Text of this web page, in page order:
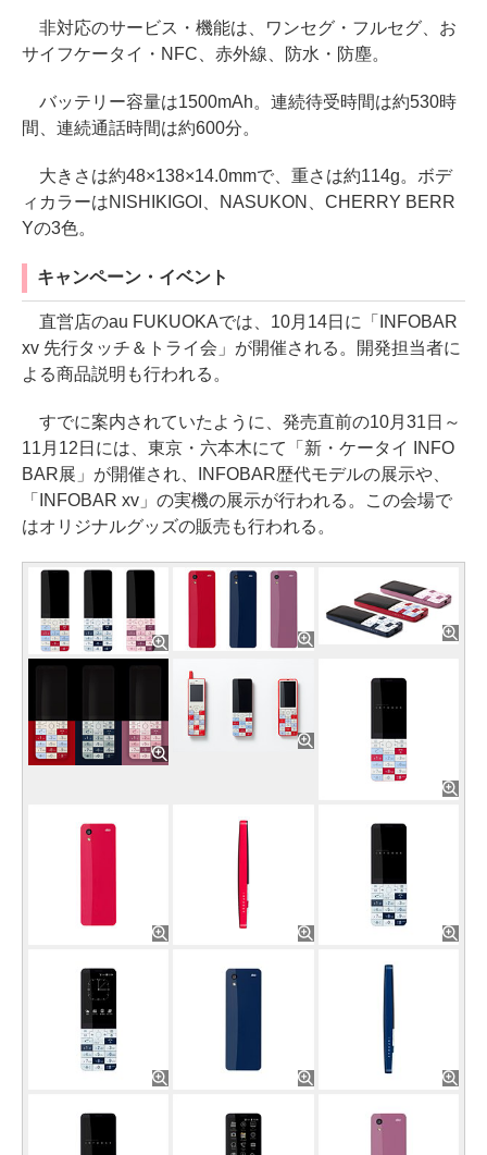
非対応のサービス・機能は、ワンセグ・フルセグ、お
サイフケータイ・NFC、赤外線、防水・防塵。
バッテリー容量は1500mAh。連続待受時間は約530時
間、連続通話時間は約600分。
大きさは約48×138×14.0mmで、重さは約114g。ボデ
ィカラーはNISHIKIGOI、NASUKON、CHERRY BERR
Yの3色。
キャンペーン・イベント
直営店のau FUKUOKAでは、10月14日に「INFOBAR
xv 先行タッチ＆トライ会」が開催される。開発担当者に
よる商品説明も行われる。
すでに案内されていたように、発売直前の10月31日～
11月12日には、東京・六本木にて「新・ケータイ INFO
BAR展」が開催され、INFOBAR歴代モデルの展示や、
「INFOBAR xv」の実機の展示が行われる。この会場で
はオリジナルグッズの販売も行われる。